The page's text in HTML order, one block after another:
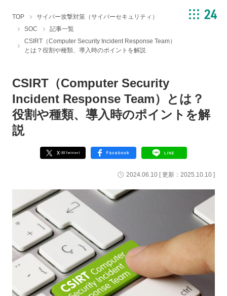
TOP
サイバー攻撃対策（サイバーセキュリティ）
SOC
記事一覧
CSIRT（Computer Security Incident Response Team）
とは？役割や種類、導入時のポイントを解説
CSIRT（Computer Security
Incident Response Team）とは？
役割や種類、導入時のポイントを解
説
2024.06.10 [ 更新： 2025.10.10 ]